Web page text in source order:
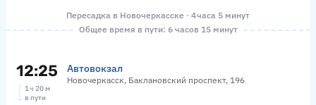
Пересадка в Новочеркасске · 4 часа 5 минут
Общее время в пути: 6 часов 15 минут
12:25 Автовокзал
Новочеркасск, Баклановский проспект, 196
1 ч 20 м
в пути